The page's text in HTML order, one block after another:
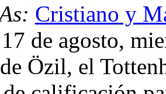
Cristiano y
de agosto,
Özil, el